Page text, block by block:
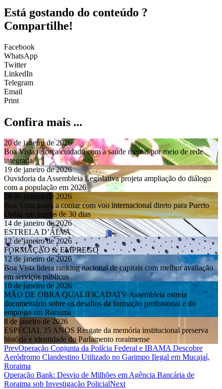
Está gostando do conteúdo ?
Compartilhe!
Facebook
WhatsApp
Twitter
LinkedIn
Telegram
Email
Print
Confira mais ...
20 de janeiro de 2026
Boa Vista reforça cuidado com a saúde mental por meio de rede
integrada
19 de janeiro de 2026
Ouvidoria da Assembleia Legislativa projeta ampliação do diálogo
com a população em 2026
16 de janeiro de 2026
Boa Vista passa a contar com voo internacional direto para Puerto
Ordaz em menos de 30 dias
14 de janeiro de 2026
ESTRELA D’ÁLVA
12 de janeiro de 2026
FORMAÇÃO & EMPREGO
12 de janeiro de 2026
Boa Vista lidera ranking nacional de capitais com melhor avaliação
em serviços públicos
10 de janeiro de 2026
MÃO DE OBRA QUALIFICADATV Assembleia estreia
documentário sobre os desafios da formação profissional e do
emprego em Roraima
8 de janeiro de 2026
ESPECIAL 35 ANOS Resgate da memória institucional preserva
história e identidade do Parlamento roraimense
PrevOperação Conjunta da Polícia Federal e IBAMA Descobre
Aeródromo Clandestino Utilizado no Garimpo Ilegal em Mucajaí,
Roraima
Operação Bank: Desvio de Milhões em Agência Bancária de
Roraima sob Investigação PolicialNext